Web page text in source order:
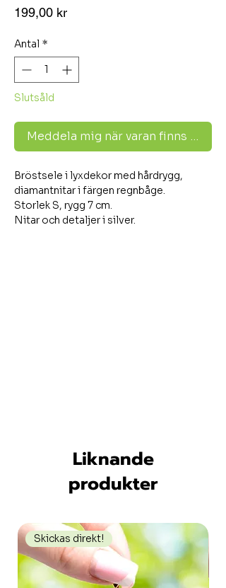
199,00 krPris
Antal *
Slutsåld
Meddela mig när varan finns i lager
Bröstsele i lyxdekor med hårdrygg,
diamantnitar i färgen regnbåge.
Storlek S, rygg 7 cm.
Nitar och detaljer i silver.
Liknande
produkter
Skickas direkt!